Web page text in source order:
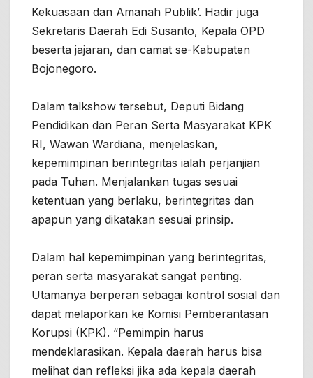
Kekuasaan dan Amanah Publik’. Hadir juga
Sekretaris Daerah Edi Susanto, Kepala OPD
beserta jajaran, dan camat se-Kabupaten
Bojonegoro.
Dalam talkshow tersebut, Deputi Bidang
Pendidikan dan Peran Serta Masyarakat KPK
RI, Wawan Wardiana, menjelaskan,
kepemimpinan berintegritas ialah perjanjian
pada Tuhan. Menjalankan tugas sesuai
ketentuan yang berlaku, berintegritas dan
apapun yang dikatakan sesuai prinsip.
Dalam hal kepemimpinan yang berintegritas,
peran serta masyarakat sangat penting.
Utamanya berperan sebagai kontrol sosial dan
dapat melaporkan ke Komisi Pemberantasan
Korupsi (KPK). “Pemimpin harus
mendeklarasikan. Kepala daerah harus bisa
melihat dan refleksi jika ada kepala daerah